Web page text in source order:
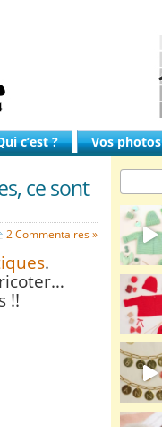
c’est ? Vos photos
ce sont
2 Commentaires »
.
!!